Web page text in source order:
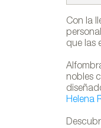
Con la
que las
nobles
Helena